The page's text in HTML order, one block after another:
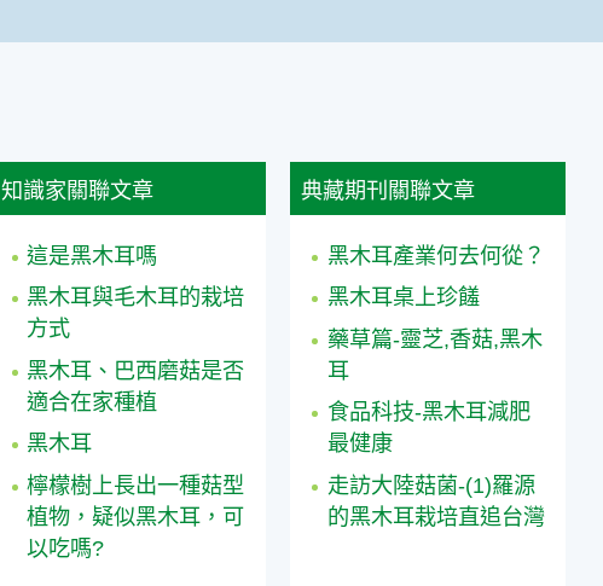
知識家關聯文章
這是黑木耳嗎
黑木耳與毛木耳的栽培
方式
黑木耳、巴西磨菇是否
適合在家種植
黑木耳
檸檬樹上長出一種菇型
植物，疑似黑木耳，可
以吃嗎?
典藏期刊關聯文章
黑木耳產業何去何從？
黑木耳桌上珍饈
藥草篇-靈芝,香菇,黑木
耳
食品科技-黑木耳減肥
最健康
走訪大陸菇菌-(1)羅源
的黑木耳栽培直追台灣